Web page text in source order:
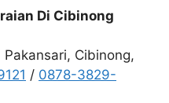
Di Cibinong
Cibinong,
/ 0878-3829-